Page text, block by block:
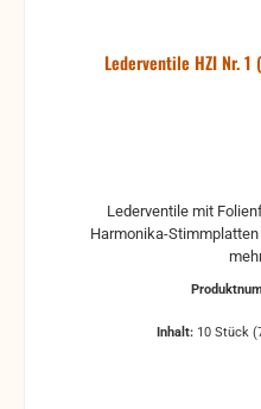
Lederventile HZI Nr.
Lederventile mit
Harmonika-Stimmplatten Mindestabnahme 10 Stück
Inhalt: 10 Stück